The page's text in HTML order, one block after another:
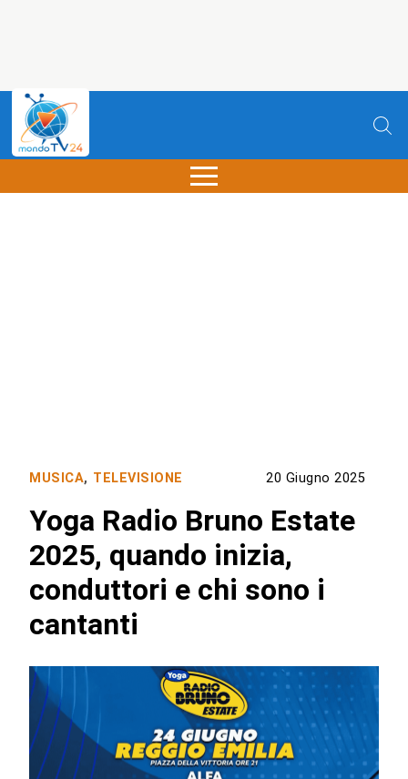
MUSICA, TELEVISIONE 20 Giugno 2025
Yoga Radio Bruno Estate
2025, quando inizia,
conduttori e chi sono i
cantanti